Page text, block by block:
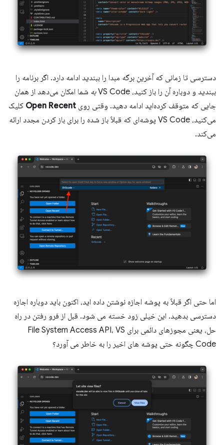
دسترسی تا زمانی که آخرین برگه مبدا را ببندید ادامه دارد. اگر برنامه را
ببندید و دوباره آن را باز کنید، VS Code
به شما امکان می‌دهد از همان
جایی که متوقف کرده‌اید ادامه دهید. وقتی روی Open Recent کلیک
می‌کنید، VS Code پوشه‌ای که قبلاً باز شده را برای باز کردن مجدد ارائه
می‌کند.
اما حتی اگر قبلاً به پوشه اجازه نوشتن داده اید، اکنون باید دوباره اجازه
دسترسی بدهید. این خیلی زود خسته می شود. قبل از فرو رفتن در راه
حل، یعنی مجوزهای دائمی برای File System Access API، VS
Code چگونه حتی پوشه های اخیر را به خاطر می آورد؟